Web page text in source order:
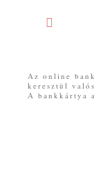
Az online
keresztül
A bankkártya